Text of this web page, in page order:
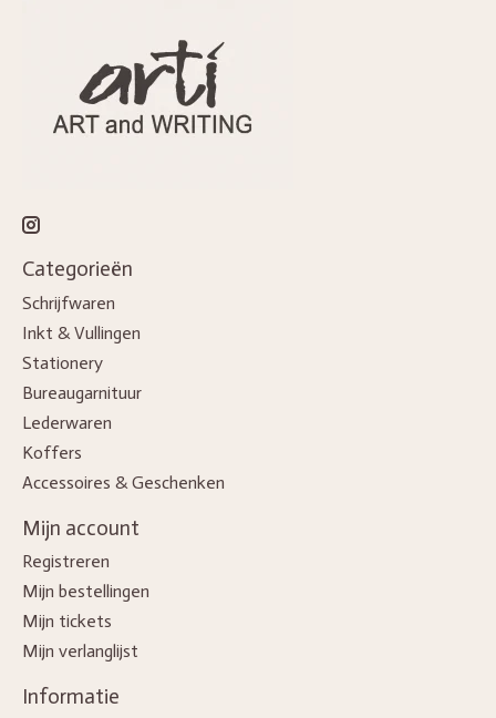
Categorieën
Schrijfwaren
Inkt & Vullingen
Stationery
Bureaugarnituur
Lederwaren
Koffers
Accessoires & Geschenken
Mijn account
Registreren
Mijn bestellingen
Mijn tickets
Mijn verlanglijst
Informatie